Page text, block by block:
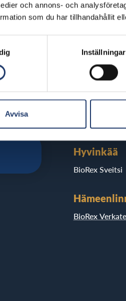
och annons- och
som du har tillhandahållit
Inställningar
Avvisa
Helsinki
Hyvinkää
BioRex Sveitsi
BioRex